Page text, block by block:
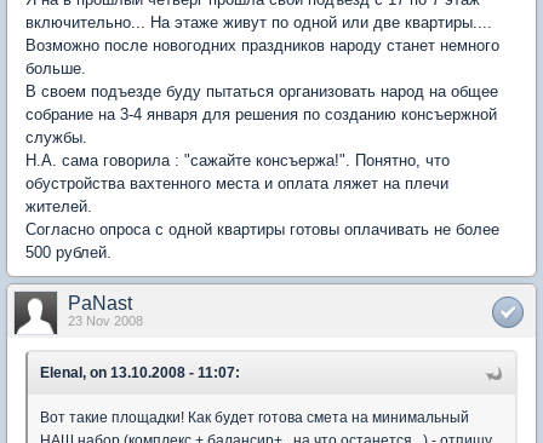
включительно... На этаже живут по одной или две квартиры....
Возможно после новогодних праздников народу станет немного
больше.
В своем подъезде буду пытаться организовать народ на общее
собрание на 3-4 января для решения по созданию консъержной
службы.
Н.А. сама говорила : "сажайте консъержа!". Понятно, что
обустройства вахтенного места и оплата ляжет на плечи
жителей.
Согласно опроса с одной квартиры готовы оплачивать не более
500 рублей.
PaNast
23 Nov 2008
ElenaI, on 13.10.2008 - 11:07:
Вот такие площадки! Как будет готова смета на минимальный